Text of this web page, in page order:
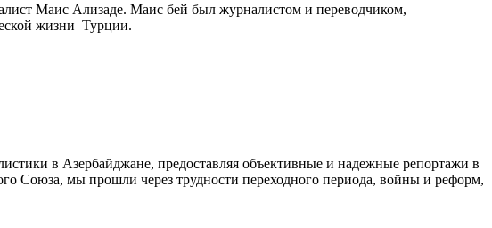
Маис Ализаде. Маис бей был журналистом и переводчиком,
жизни Турции.
в Азербайджане, предоставляя объективные и надежные репортажи в
Союза, мы прошли через трудности переходного периода, войны и реформ,